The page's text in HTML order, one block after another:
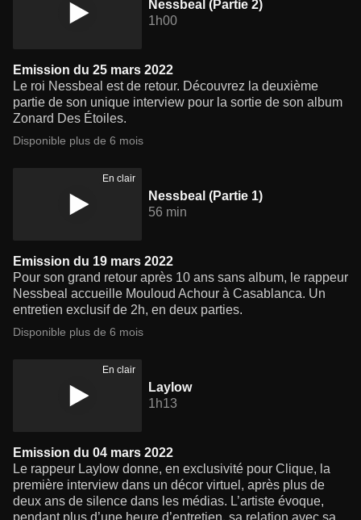
Nessbeal (Partie 2)
1h00
Emission du 25 mars 2022
Le roi Nessbeal est de retour. Découvrez la deuxième
partie de son unique interview pour la sortie de son album
Zonard Des Étoiles.
Disponible plus de 6 mois
En clair
Nessbeal (Partie 1)
56 min
Emission du 19 mars 2022
Pour son grand retour après 10 ans sans album, le rappeur
Nessbeal accueille Mouloud Achour à Casablanca. Un
entretien exclusif de 2h, en deux parties.
Disponible plus de 6 mois
En clair
Laylow
1h13
Emission du 04 mars 2022
Le rappeur Laylow donne, en exclusivité pour Clique, la
première interview dans un décor virtuel, après plus de
deux ans de silence dans les médias. L’artiste évoque,
pendant plus d’une heure d’entretien, sa relation avec sa